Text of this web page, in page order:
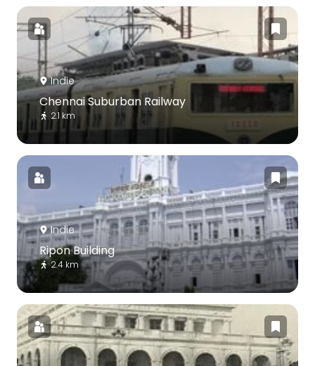
Indie
Chennai Suburban Railway
2.1 km
Indie
Ripon Building
2.4 km